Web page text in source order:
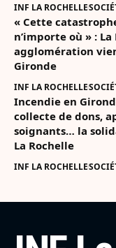
INF LA ROCHELLE
« Cette
n’importe où » :
agglomération
Gironde
INF LA ROCHELLE
Incendie en
collecte de dons,
soignants… la
La Rochelle
INF LA ROCHELLE